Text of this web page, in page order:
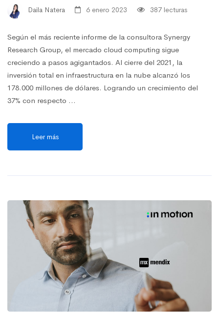
Daila Natera 6 enero 2023 387 lecturas
Según el más reciente informe de la consultora Synergy
Research Group, el mercado cloud computing sigue
creciendo a pasos agigantados. Al cierre del 2021, la
inversión total en infraestructura en la nube alcanzó los
178.000 millones de dólares. Logrando un crecimiento del
37% con respecto …
Leer más